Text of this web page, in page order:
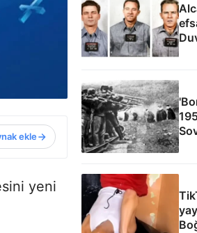
ekle
yeni